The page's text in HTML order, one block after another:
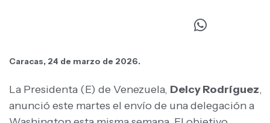
Caracas, 24 de marzo de 2026.
La Presidenta (E) de Venezuela, Delcy Rodríguez,
anunció este martes el envío de una delegación a